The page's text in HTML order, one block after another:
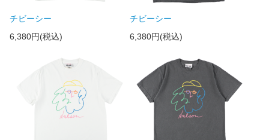
チビーシー
6,380円(税込)
チビーシー
6,380円(税込)